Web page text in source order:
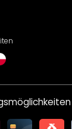
Zeichen